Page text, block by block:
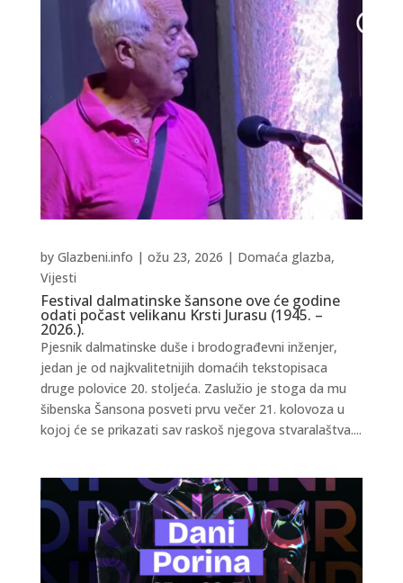
Festival dalmatinske šansone ove će godine
odati počast velikanu Krsti Jurasu (1945. –
2026.).
by Glazbeni.info | ožu 23, 2026 | Domaća glazba,
Vijesti
Pjesnik dalmatinske duše i brodograđevni inženjer,
jedan je od najkvalitetnijih domaćih tekstopisaca
druge polovice 20. stoljeća. Zaslužio je stoga da mu
šibenska Šansona posveti prvu večer 21. kolovoza u
kojoj će se prikazati sav raskoš njegova stvaralaštva....